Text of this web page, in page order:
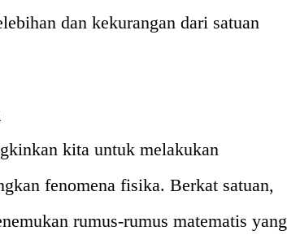
dan kekurangan dari satuan
kita untuk melakukan
fenomena fisika. Berkat satuan,
rumus-rumus matematis yang